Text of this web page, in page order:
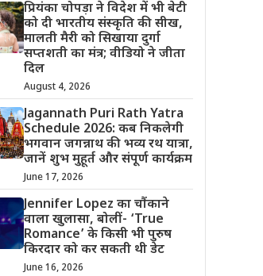
प्रियंका चोपड़ा ने विदेश में भी बेटी
को दी भारतीय संस्कृति की सीख,
मालती मैरी को सिखाया दुर्गा
सप्तशती का मंत्र; वीडियो ने जीता
दिल
August 4, 2026
Jagannath Puri Rath Yatra
Schedule 2026: कब निकलेगी
भगवान जगन्नाथ की भव्य रथ यात्रा,
जानें शुभ मुहूर्त और संपूर्ण कार्यक्रम
June 17, 2026
Jennifer Lopez का चौंकाने
वाला खुलासा, बोलीं- ‘True
Romance’ के किसी भी पुरुष
किरदार को कर सकती थी डेट
June 16, 2026